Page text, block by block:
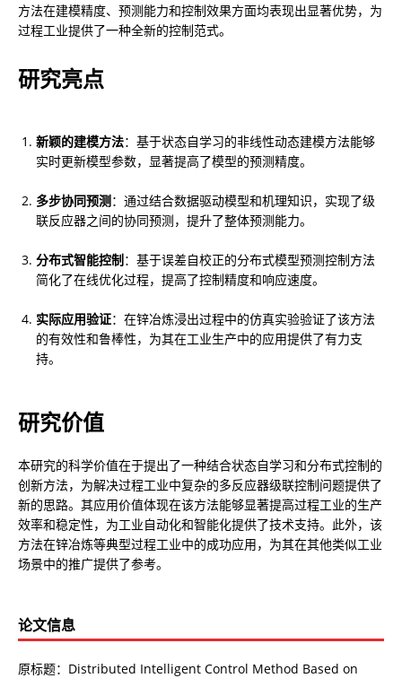
方法在建模精度、预测能力和控制效果方面均表现出显著优势，为
过程工业提供了一种全新的控制范式。
研究亮点
新颖的建模方法：基于状态自学习的非线性动态建模方法能够
实时更新模型参数，显著提高了模型的预测精度。
多步协同预测：通过结合数据驱动模型和机理知识，实现了级
联反应器之间的协同预测，提升了整体预测能力。
分布式智能控制：基于误差自校正的分布式模型预测控制方法
简化了在线优化过程，提高了控制精度和响应速度。
实际应用验证：在锌冶炼浸出过程中的仿真实验验证了该方法
的有效性和鲁棒性，为其在工业生产中的应用提供了有力支
持。
研究价值
本研究的科学价值在于提出了一种结合状态自学习和分布式控制的
创新方法，为解决过程工业中复杂的多反应器级联控制问题提供了
新的思路。其应用价值体现在该方法能够显著提高过程工业的生产
效率和稳定性，为工业自动化和智能化提供了技术支持。此外，该
方法在锌冶炼等典型过程工业中的成功应用，为其在其他类似工业
场景中的推广提供了参考。
论文信息
原标题：Distributed Intelligent Control Method Based on